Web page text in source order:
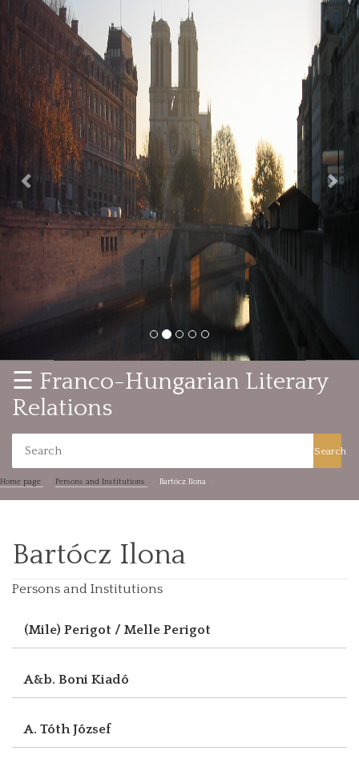
Previous
☰ Franco-Hungarian Literary
Relations
Search
Home page Persons and Institutions Bartócz Ilona
Bartócz Ilona
Persons and Institutions
(Mile) Perigot / Melle Perigot
A&b. Boni Kiadó
A. Tóth József